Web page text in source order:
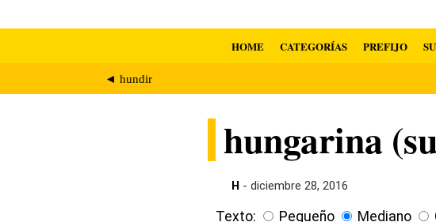
HOME CATEGORÍAS PREFIJO
◄ hundir
hungarina
H - diciembre 28, 2016
Texto: Pequeño Mediano